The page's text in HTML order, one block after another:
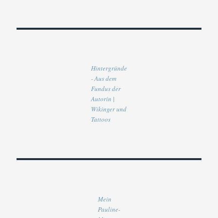
Hintergründe
- Aus dem
Fundus der
Autorin |
Wikinger und
Tattoos
Mein
Pauline-